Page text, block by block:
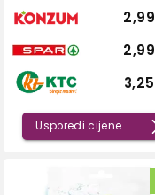
2,99
2,99
3,25
Usporedi cijene